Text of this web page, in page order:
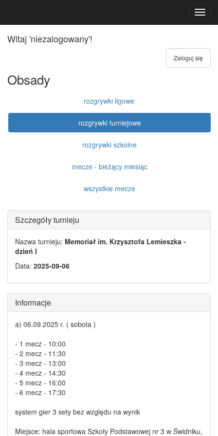
Witaj 'niezalogowany'!
Zaloguj się
Obsady
rozgrywki ligowe
rozgrywki turniejowe
rozgrywki szkolne
mecze - bieżący miesiąc
wszystkie mecze
Szczegóły turnieju
Nazwa turnieju: Memoriał im. Krzysztofa Lemieszka -
dzień I
Data: 2025-09-06
Informacje
a) 06.09.2025 r. ( sobota )
- 1 mecz - 10:00
- 2 mecz - 11:30
- 3 mecz - 13:00
- 4 mecz - 14:30
- 5 mecz - 16:00
- 6 mecz - 17:30
system gier 3 sety bez względu na wynik
Miejsce: hala sportowa Szkoły Podstawowej nr 3 w Świdniku,